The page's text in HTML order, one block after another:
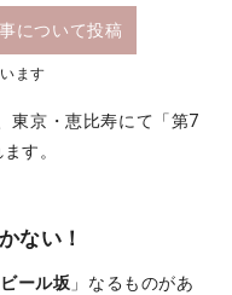
について投稿
ます
東京・恵比寿にて「第7
す。
ない！
ビール坂 」なるものがあ